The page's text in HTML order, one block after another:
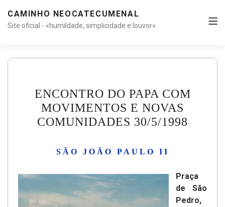
CAMINHO NEOCATECUMENAL
Site oficial - «humildade, simplicidade e louvor»
ENCONTRO DO PAPA COM
MOVIMENTOS E NOVAS
COMUNIDADES 30/5/1998
SÃO JOÃO PAULO II
Praça
de São
Pedro,